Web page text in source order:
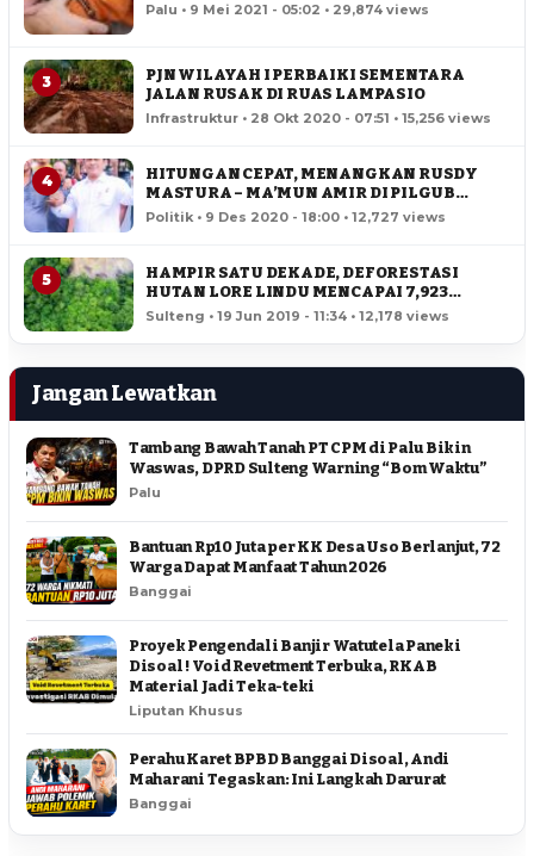
Palu • 9 Mei 2021 - 05:02 • 29,874 views
3
PJN WILAYAH I PERBAIKI SEMENTARA
JALAN RUSAK DI RUAS LAMPASIO
Infrastruktur • 28 Okt 2020 - 07:51 • 15,256 views
4
HITUNGAN CEPAT, MENANGKAN RUSDY
MASTURA – MA’MUN AMIR DI PILGUB
SULTENG
Politik • 9 Des 2020 - 18:00 • 12,727 views
5
HAMPIR SATU DEKADE, DEFORESTASI
HUTAN LORE LINDU MENCAPAI 7,923
HEKTAR
Sulteng • 19 Jun 2019 - 11:34 • 12,178 views
Jangan Lewatkan
Tambang Bawah Tanah PT CPM di Palu Bikin
Waswas, DPRD Sulteng Warning “Bom Waktu”
Palu
Bantuan Rp10 Juta per KK Desa Uso Berlanjut, 72
Warga Dapat Manfaat Tahun 2026
Banggai
Proyek Pengendali Banjir Watutela Paneki
Disoal ! Void Revetment Terbuka, RKAB
Material Jadi Teka-teki
Liputan Khusus
Perahu Karet BPBD Banggai Disoal, Andi
Maharani Tegaskan: Ini Langkah Darurat
Banggai